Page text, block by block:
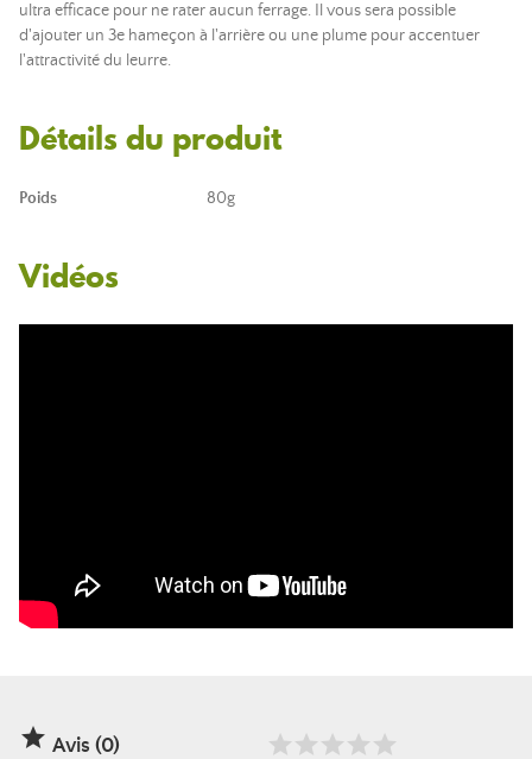
ultra efficace pour ne rater aucun ferrage. Il vous sera possible
d'ajouter un 3e hameçon à l'arrière ou une plume pour accentuer
l'attractivité du leurre.
Détails du produit
Poids 80g
Vidéos
 Avis (0)